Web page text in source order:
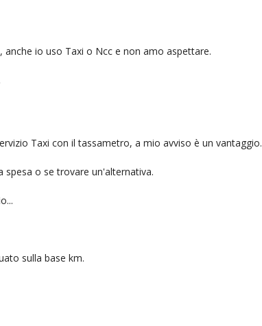
io uso Taxi o Ncc e non amo aspettare.
Taxi con il tassametro, a mio avviso è un vantaggio.
o se trovare un'alternativa.
sulla base km.